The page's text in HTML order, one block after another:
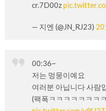
cr.7D00z
— 지엔 (@JN_RJ23)
00:36~
저는 멍뭉이예요
여러분 아닙니다 사람
(팩폭ㅋㅋㅋㅋㅋㅋㅋ